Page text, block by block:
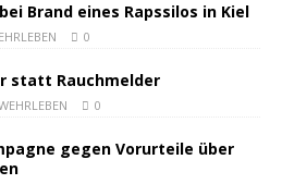
Brand eines Rapssilos in Kiel
0
statt Rauchmelder
0
gegen Vorurteile über